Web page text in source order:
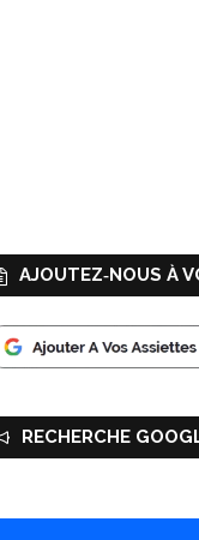
AJOUTEZ‑NOUS À
RECHERCHE